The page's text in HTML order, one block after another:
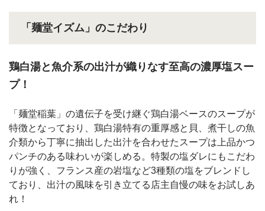
「麺堂イズム」のこだわり
鶏白湯と魚介系の出汁が織りなす至高の濃厚塩スー
プ！
「麺堂稲葉」の遺伝子を受け継ぐ鶏白湯ベースのスープが
特徴となっており、鶏白湯特有の重厚感と貝、煮干しの魚
介類から丁寧に抽出した出汁を合わせたスープは上品かつ
パンチのある味わいが楽しめる。特製の塩ダレにもこだわ
りが強く、フランス産の岩塩など3種類の塩をブレンドし
ており、出汁の風味を引き立てる店主自慢の味をお試しあ
れ！